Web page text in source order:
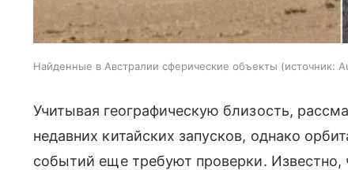
Найденные в Австралии сферические объекты источник:
Учитывая географическую близость,
недавних китайских запусков, однако
событий еще требуют проверки.